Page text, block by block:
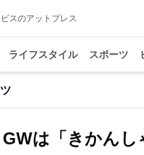
スのアットプレス
ライフスタイル スポーツ
GWは「きかん